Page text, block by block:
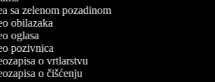
sa zelenom pozadinom
obilazaka
oglasa
pozivnica
o vrtlarstvu
o čišćenju